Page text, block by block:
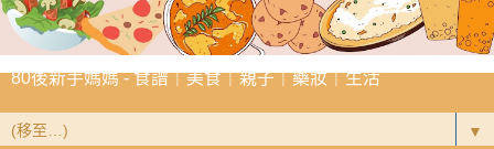
80後新手媽媽 - 食譜｜美食｜親子｜藥妝｜生活
▼